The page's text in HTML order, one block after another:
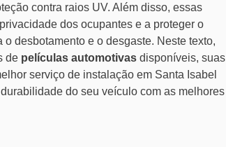
contra raios UV. Além disso, essas
dos ocupantes e a proteger o
desbotamento e o desgaste. Neste texto,
de películas automotivas disponíveis, suas
serviço de instalação em Santa Isabel
do seu veículo com as melhores